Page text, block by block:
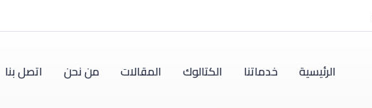
الرئيسية خدماتنا الكتالوك المقالات من نحن اتصل بنا